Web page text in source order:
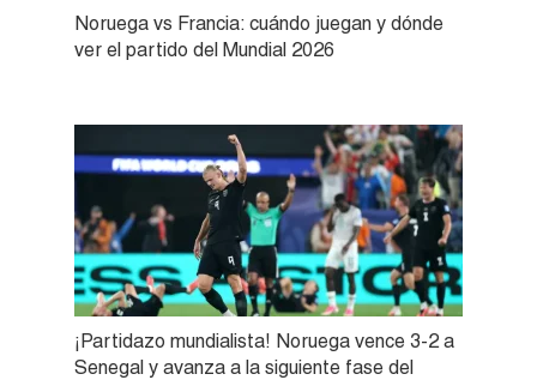
Noruega vs Francia: cuándo juegan y dónde
ver el partido del Mundial 2026
¡Partidazo mundialista! Noruega vence 3-2 a
Senegal y avanza a la siguiente fase del